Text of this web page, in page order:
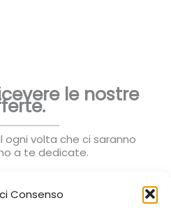
Consenso
le nostre
ogni volta che ci saranno
a te dedicate.